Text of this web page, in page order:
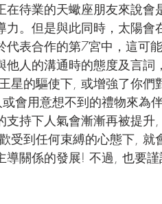
待業的天蠍座朋友來說會
。但是與此同時，太陽會
表合作的第7宮中，這可
人的溝通時的態度及言詞
星的驅使下, 或增強了你們
會用意想不到的禮物來為
持下人氣會漸漸再被提升
受到任何束縛的心態下, 就
導關係的發展! 不過, 也要